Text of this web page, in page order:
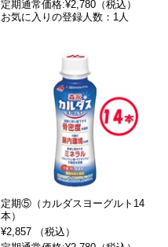
定期通常価格:¥2,780（税込）
お気に入りの登録人数：1人
定期⑤（カルダスヨーグルト14
本）
¥2,857 （税込）